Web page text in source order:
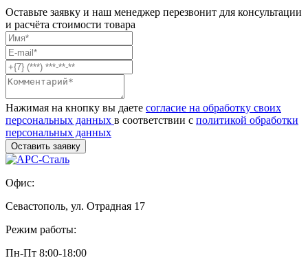
Оставьте заявку и наш менеджер перезвонит для консультации
и расчёта стоимости товара
Нажимая на кнопку вы даете согласие на обработку своих
персональных данных в соответствии с политикой обработки
персональных данных
Офис:
Севастополь, ул. Отрадная 17
Режим работы:
Пн-Пт 8:00-18:00